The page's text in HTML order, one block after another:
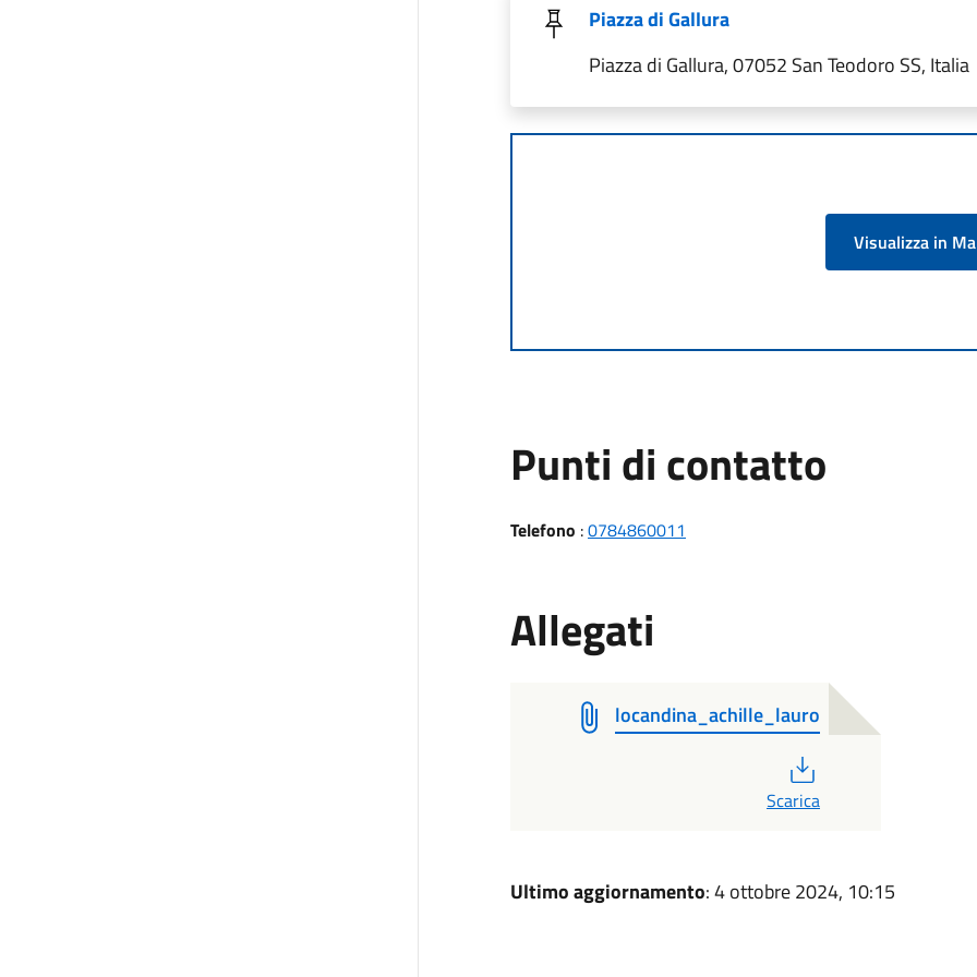
Piazza di Gallura
Piazza di Gallura, 07052 San Teodoro SS, Italia
Visualizza in
Punti di contatto
Telefono :0784860011
Allegati
locandina_achille_lauro
Scarica
Ultimo aggiornamento: 4 ottobre 2024, 10:15